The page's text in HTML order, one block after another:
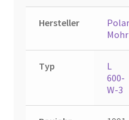
Hersteller
Polar
Mohr
Typ
L
600-
W-3